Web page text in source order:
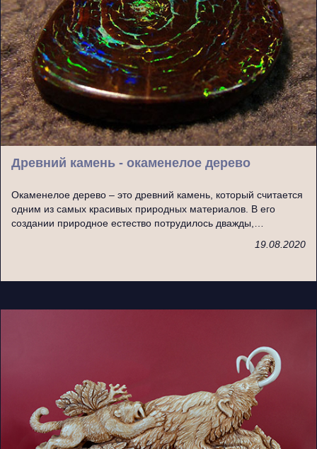
Древний камень - окаменелое дерево
Окаменелое дерево – это древний камень, который считается
одним из самых красивых природных материалов. В его
создании природное естество потрудилось дважды,…
19.08.2020